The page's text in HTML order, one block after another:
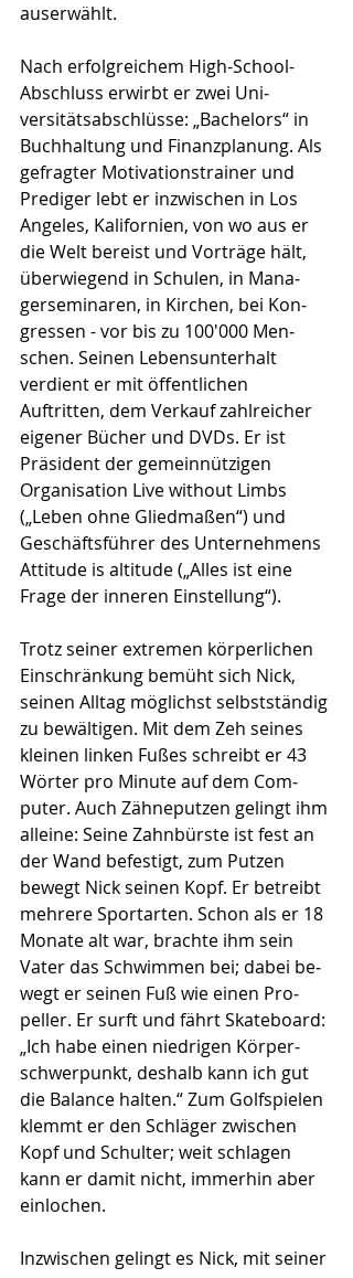
auserwählt.
Nach erfolgreichem High-School-
Abschluss erwirbt er zwei Uni­
versitätsabschlüsse: „Bachelors“ in
Buchhaltung und Finanzplanung. Als
gefragter Motivationstrainer und
Prediger lebt er inzwischen in Los
Angeles, Kalifornien, von wo aus er
die Welt bereist und Vorträge hält,
überwiegend in Schulen, in Mana­
gerseminaren, in Kirchen, bei Kon­
gressen - vor bis zu 100'000 Men­
schen. Seinen Lebensunterhalt
verdient er mit öffentlichen
Auftritten, dem Verkauf zahlreicher
eigener Bücher und DVDs. Er ist
Präsident der gemeinnützigen
Organisation Live without Limbs
(„Leben ohne Glied­maßen“) und
Geschäftsführer des Unternehmens
Attitude is altitude („Alles ist eine
Frage der inneren Einstellung“).
Trotz seiner extremen körperlichen
Ein­schränkung bemüht sich Nick,
seinen Alltag möglichst selbstständig
zu bewältigen. Mit dem Zeh seines
kleinen linken Fußes schreibt er 43
Wörter pro Minute auf dem Com­
puter. Auch Zähneputzen gelingt ihm
alleine: Seine Zahnbürste ist fest an
der Wand befestigt, zum Putzen
bewegt Nick seinen Kopf. Er betreibt
mehrere Sportarten. Schon als er 18
Monate alt war, brachte ihm sein
Vater das Schwimmen bei; dabei be­
wegt er seinen Fuß wie einen Pro­
peller. Er surft und fährt Skateboard:
„Ich habe einen niedrigen Körper­
schwerpunkt, deshalb kann ich gut
die Balance halten.“ Zum Golf­spielen
klemmt er den Schläger zwischen
Kopf und Schulter; weit schlagen
kann er damit nicht, immerhin aber
einlochen.
Inzwischen gelingt es Nick, mit seiner